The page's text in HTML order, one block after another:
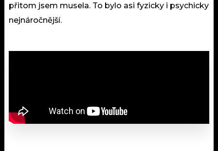
přitom jsem musela. To bylo asi fyzicky i psychicky
nejnáročnější.